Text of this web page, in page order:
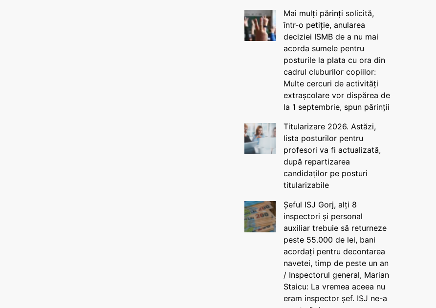
Mai mulți părinți solicită,
într-o petiție, anularea
deciziei ISMB de a nu mai
acorda sumele pentru
posturile la plata cu ora din
cadrul cluburilor copiilor:
Multe cercuri de activități
extrașcolare vor dispărea de
la 1 septembrie, spun părinții
Titularizare 2026. Astăzi,
lista posturilor pentru
profesori va fi actualizată,
după repartizarea
candidaților pe posturi
titularizabile
Șeful ISJ Gorj, alți 8
inspectori și personal
auxiliar trebuie să returneze
peste 55.000 de lei, bani
acordați pentru decontarea
navetei, timp de peste un an
/ Inspectorul general, Marian
Staicu: La vremea aceea nu
eram inspector șef. ISJ ne-a